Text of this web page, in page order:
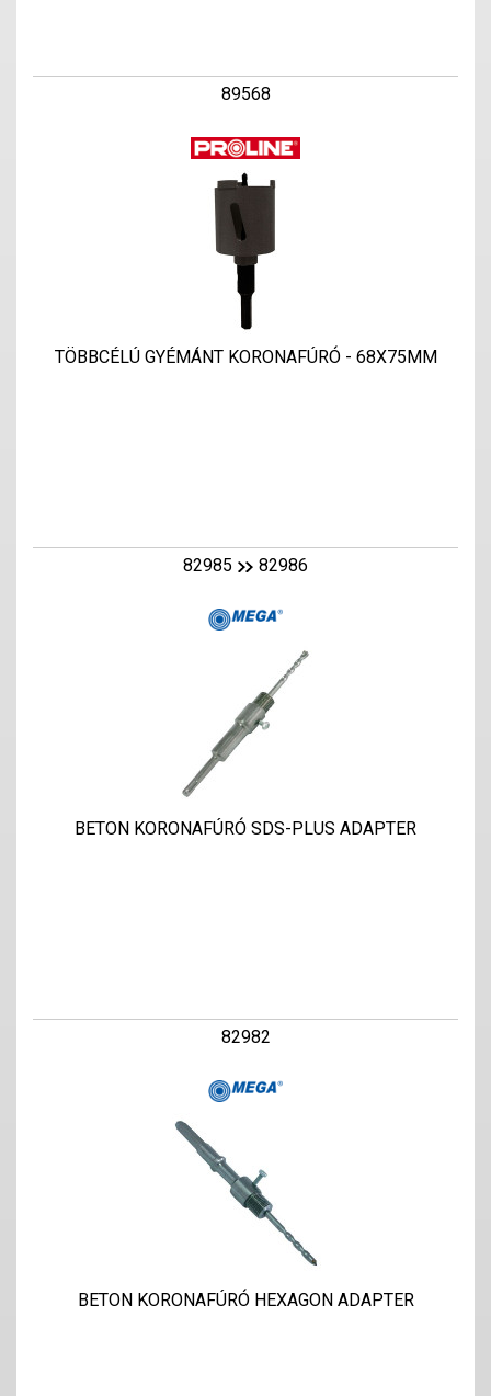
89568
TÖBBCÉLÚ GYÉMÁNT KORONAFÚRÓ - 68X75MM
82985 82986
BETON KORONAFÚRÓ SDS-PLUS ADAPTER
82982
BETON KORONAFÚRÓ HEXAGON ADAPTER